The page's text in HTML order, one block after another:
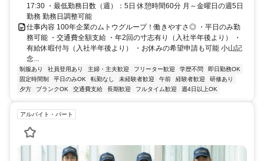
17:30 ・最低勤務日数（週）：5日 休憩時間60分 月～金曜日の週5日
勤務 勤務日調整可能
仕事内容 100年企業のムトウグループ！働きやすさ◎ ・平日のみ勤
務可能 ・交通費全額支給 ・年2回の寸志有り（入社半年後より） ・
有給休暇付与（入社半年後より） ・お休みの希望申請も可能 小山記
念...
制服あり 社員登用あり 主婦・主夫歓迎 フリーター歓迎 学歴不問
即日勤務OK
固定時間制
平日のみOK 転勤なし 未経験者歓迎 午前 経験者歓迎
研修あり
夕方
ブランクOK 交通費支給 長期歓迎 フルタイム歓迎 週4日以上OK
アルバイト・パート